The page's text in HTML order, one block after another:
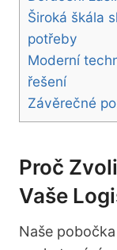
Široká škála
potřeby
Moderní
řešení
Závěrečné
Proč
Vaše
Naše